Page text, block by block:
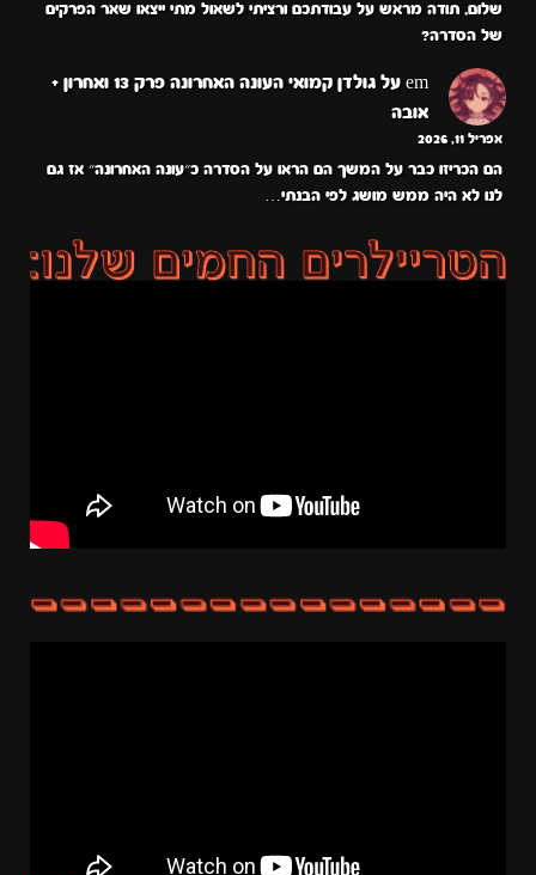
שלום, תודה מראש על עבודתכם ורציתי לשאול מתי ייצאו שאר הפרקים
של הסדרה?
em על
גולדן קמואי העונה האחרונה פרק 13 ואחרון +
אובה
אפריל 11, 2026
הם הכריזו כבר על המשך הם הראו על הסדרה כ״עונה האחרונה״ אז גם
לנו לא היה ממש מושג לפי הבנתי…